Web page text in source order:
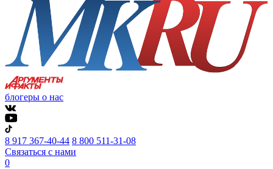
блогеры о нас
8 917 367-40-44 8 800 511-31-08
Связаться с нами
0